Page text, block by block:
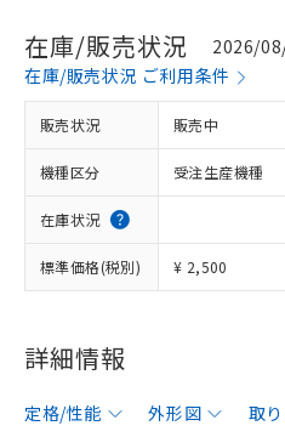
在庫/販売状況
2026/
在庫/販売状況 ご利用条件
販売状況 販売中
機種区分 受注生産機種
在庫状況
標準価格(税別) ¥ 2,500
詳細情報
定格/性能 外形図 取